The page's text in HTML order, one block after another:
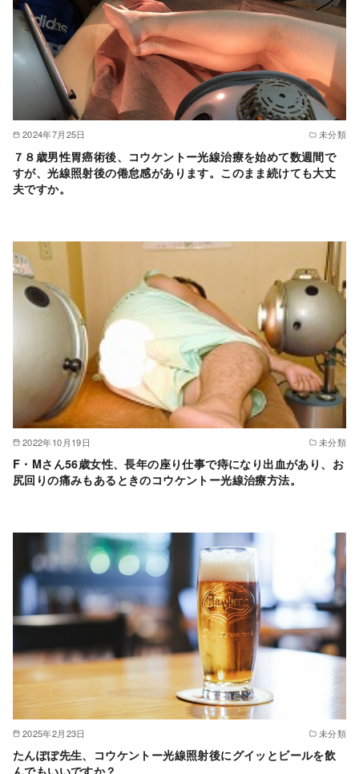
2024年7月25日 未分類
７８歳男性胃癌術後、コウケントー光線治療を始めて数週間で
すが、光線照射後の倦怠感があります。このまま続けても大丈
夫ですか。
2022年10月19日 未分類
F・Mさん56歳女性、長年の座り仕事で痔になり出血があり、お
尻回りの痛みもあるときのコウケントー光線治療方法。
2025年2月23日 未分類
たんぽぽ先生、コウケントー光線照射後にグイッとビールを飲
んでもいいですか？